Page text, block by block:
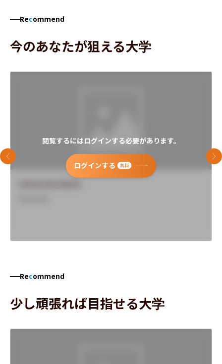
Recommend
今のあなたが狙える大学
閲覧するにはログインする必要があります。
ログインする 無料
前のスライド 次
Recommend
少し頑張れば目指せる大学